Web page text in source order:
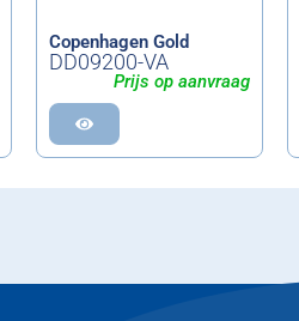
Copenhagen Gold
DD09200-VA
Prijs op aanvraag